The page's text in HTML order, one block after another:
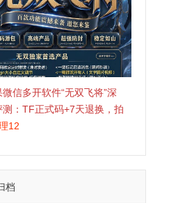
微信多开软件“无双飞将”深
测：TF正式码+7天退换，拍
活码商城正品保障
12
档